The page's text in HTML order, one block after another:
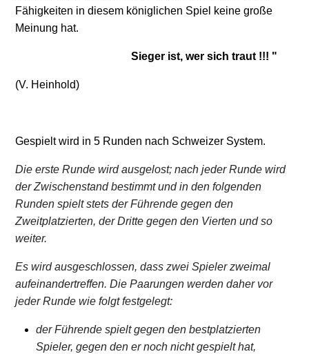
Fähigkeiten in diesem königlichen Spiel keine große
Meinung hat.
Sieger ist, wer sich traut !!! "
(V. Heinhold)
Gespielt wird in 5 Runden nach Schweizer System.
Die erste Runde wird ausgelost; nach jeder Runde wird
der Zwischenstand bestimmt und in den folgenden
Runden spielt stets der Führende gegen den
Zweitplatzierten, der Dritte gegen den Vierten und so
weiter.
Es wird ausgeschlossen, dass zwei Spieler zweimal
aufeinandertreffen. Die Paarungen werden daher vor
jeder Runde wie folgt festgelegt:
der Führende spielt gegen den bestplatzierten
Spieler, gegen den er noch nicht gespielt hat,